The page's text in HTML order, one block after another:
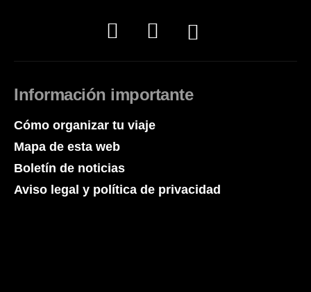
Información importante
Cómo organizar tu viaje
Mapa de esta web
Boletín de noticias
Aviso legal y política de privacidad